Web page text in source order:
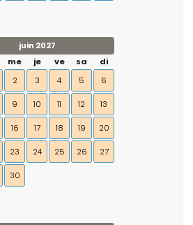
juin 2027
me je ve sa
di
2 3 4 5 6
9 10 11 12 13
16 17 18 19 20
23 24 25 26 27
30